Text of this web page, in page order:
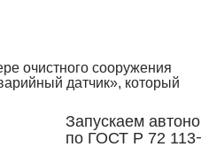
Запускаем
по ГОСТ Р 72
очистного сооружения
датчик», который